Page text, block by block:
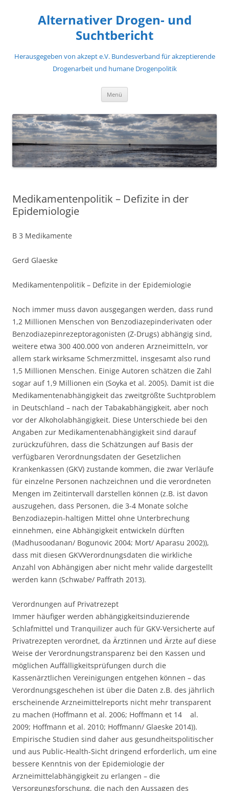
springenAlternativer Drogen- und
Suchtbericht
Herausgegeben von akzept e.V. Bundesverband für akzeptierende
Drogenarbeit und humane Drogenpolitik
Menü
Medikamentenpolitik – Defizite in der
Epidemiologie
B 3 Medikamente
Gerd Glaeske
Medikamentenpolitik – Defizite in der Epidemiologie
Noch immer muss davon ausgegangen werden, dass rund
1,2 Millionen Menschen von Benzodiazepinderivaten oder
Benzodiazepinrezeptoragonisten (Z-Drugs) abhängig sind,
weitere etwa 300 400.000 von anderen Arzneimitteln, vor
allem stark wirksame Schmerzmittel, insgesamt also rund
1,5 Millionen Menschen. Einige Autoren schätzen die Zahl
sogar auf 1,9 Millionen ein (Soyka et al. 2005). Damit ist die
Medikamentenabhängigkeit das zweitgrößte Suchtproblem
in Deutschland – nach der Tabakabhängigkeit, aber noch
vor der Alkoholabhängigkeit. Diese Unterschiede bei den
Angaben zur Medikamentenabhängigkeit sind darauf
zurückzuführen, dass die Schätzungen auf Basis der
verfügbaren Verordnungsdaten der Gesetzlichen
Krankenkassen (GKV) zustande kommen, die zwar Verläufe
für einzelne Personen nachzeichnen und die verordneten
Mengen im Zeitintervall darstellen können (z.B. ist davon
auszugehen, dass Personen, die 3-4 Monate solche
Benzodiazepin-haltigen Mittel ohne Unterbrechung
einnehmen, eine Abhängigkeit entwickeln dürften
(Madhusoodanan/ Bogunovic 2004; Mort/ Aparasu 2002)),
dass mit diesen GKVVerordnungsdaten die wirkliche
Anzahl von Abhängigen aber nicht mehr valide dargestellt
werden kann (Schwabe/ Paffrath 2013).
Verordnungen auf Privatrezept
Immer häufiger werden abhängigkeitsinduzierende
Schlafmittel und Tranquilizer auch für GKV-Versicherte auf
Privatrezepten verordnet, da Ärztinnen und Ärzte auf diese
Weise der Verordnungstransparenz bei den Kassen und
möglichen Auffälligkeitsprüfungen durch die
Kassenärztlichen Vereinigungen entgehen können – das
Verordnungsgeschehen ist über die Daten z.B. des jährlich
erscheinende Arzneimittelreports nicht mehr transparent
zu machen (Hoffmann et al. 2006; Hoffmann et 14 al.
2009; Hoffmann et al. 2010; Hoffmann/ Glaeske 2014)).
Empirische Studien sind daher aus gesundheitspolitischer
und aus Public-Health-Sicht dringend erforderlich, um eine
bessere Kenntnis von der Epidemiologie der
Arzneimittelabhängigkeit zu erlangen – die
Versorgungsforschung, die nach den Aussagen des